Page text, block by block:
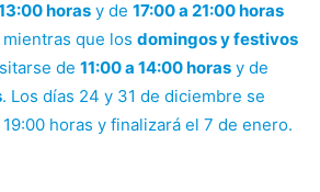
horas y de 17:00 a 21:00 horas
mientras que los domingos y festivos
de 11:00 a 14:00 horas y de
. Los días 24 y 31 de diciembre se
horas y finalizará el 7 de enero.